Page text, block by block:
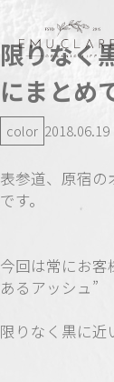
限りなく
にまとめ
color 2018.06.19
表参道、原宿
です。
今回は常にお客
あるアッシュ”
限りなく黒に